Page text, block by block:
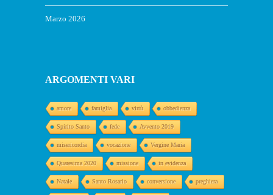
Marzo 2026
ARGOMENTI VARI
amore famiglia virtù obbedienza
Spirito Santo fede Avvento 2019
misericordia vocazione Vergine Maria
Quaresima 2020 missione in evidenza
Natale Santo Rosario conversione preghiera